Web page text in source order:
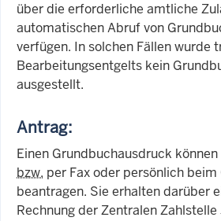
über die erforderliche amtliche
automatischen Abruf von
verfügen. In solchen Fällen wurde
Bearbeitungsentgelts kein
ausgestellt.
Antrag:
Einen Grundbuchausdruck
bzw. per Fax oder persönlich
beantragen. Sie erhalten darüber
Rechnung der Zentralen